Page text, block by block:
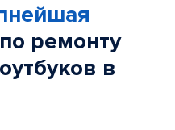
по ремонту
в